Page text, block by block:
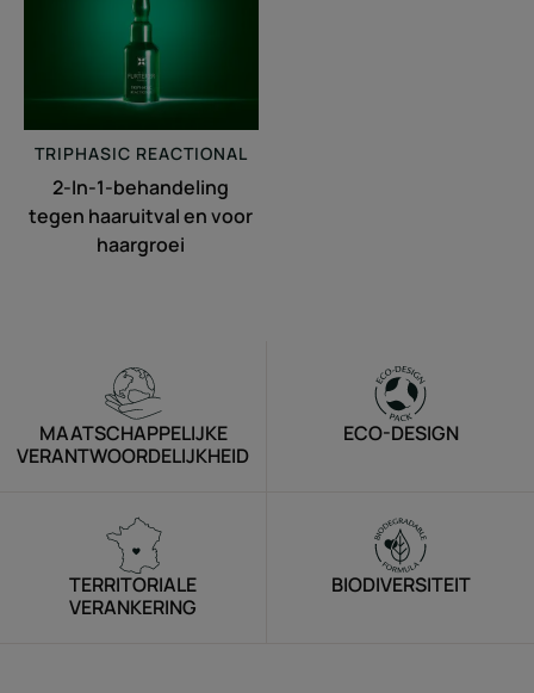
tegen
haaruitval
en
voor
haargroei
TRIPHASIC REACTIONAL
2-In-1-behandeling
tegen haaruitval en voor
haargroei
MAATSCHAPPELIJKE
VERANTWOORDELIJKHEID
ECO-DESIGN
TERRITORIALE
VERANKERING
BIODIVERSITEIT